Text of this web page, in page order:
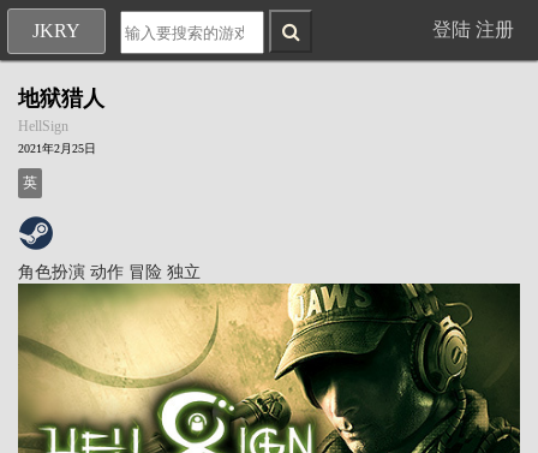
JKRY 登陆 注册
地狱猎人
HellSign
2021年2月25日
英
角色扮演 动作 冒险 独立